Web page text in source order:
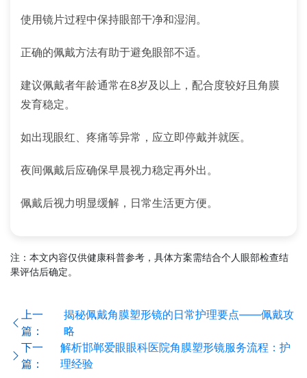
使用镜片过程中保持眼部干净和湿润。
正确的佩戴方法有助于避免眼部不适。
建议佩戴者年龄通常在8岁及以上，配合度较好且角膜
发育稳定。
如出现眼红、疼痛等异常，应立即停戴并就医。
夜间佩戴后应确保早晨视力稳定再外出。
佩戴后视力明显缓解，日常生活更方便。
注：本文内容仅供健康科普参考，具体方案需结合个人眼部检查结
果评估后确定。
上一
篇：
揭秘佩戴角膜塑形镜的日常护理要点——佩戴攻
略
下一
篇：
解析邯郸爱眼眼科医院角膜塑形镜服务流程：护
理经验